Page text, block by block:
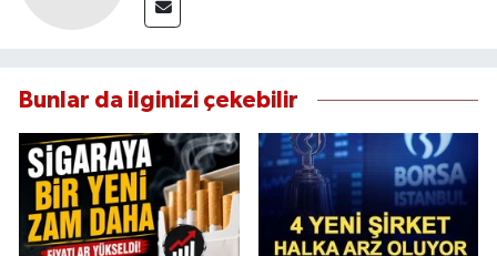
Bunlar da ilginizi çekebilir